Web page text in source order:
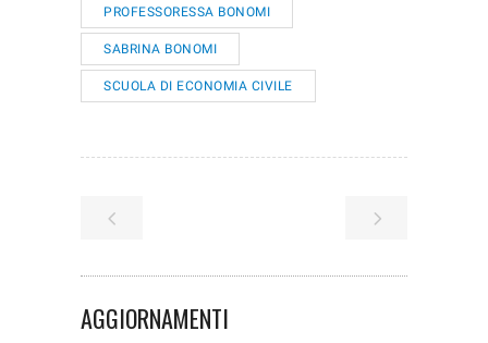
PROFESSORESSA BONOMI
SABRINA BONOMI
SCUOLA DI ECONOMIA CIVILE
AGGIORNAMENTI